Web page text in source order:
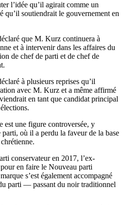
l’idée qu’il agirait comme un
qu’il soutiendrait le gouvernement en
que M. Kurz continuera à
et à intervenir dans les affaires du
de chef de parti et de chef de
à plusieurs reprises qu’il
avec M. Kurz et a même affirmé
en tant que candidat principal
une figure controversée, y
où il a perdu la faveur de la base
conservateur en 2017, l’ex-
en faire le Nouveau parti
s’est également accompagné
parti — passant du noir traditionnel